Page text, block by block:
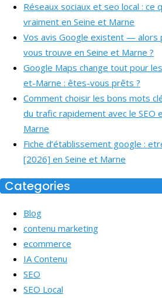
Réseaux sociaux et seo local : ce
vraiment en Seine et Marne
Vos avis Google existent — alors
vous trouve en Seine et Marne ?
Google Maps change tout pour
et-Marne : êtes-vous prêts ?
Comment choisir les bons mots
du trafic rapidement avec le SEO
Marne
Fiche d’établissement google :
[2026] en Seine et Marne
Categories
Blog
contenu marketing
ecommerce
IA Contenu
SEO
SEO Local